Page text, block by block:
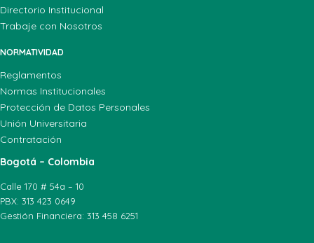
Directorio Institucional
Trabaje con Nosotros
NORMATIVIDAD
Reglamentos
Normas Institucionales
Protección de Datos Personales
Unión Universitaria
Contratación
Bogotá – Colombia
Calle 170 # 54a – 10
PBX: 313 423 0649
Gestión Financiera: 313 458 6251